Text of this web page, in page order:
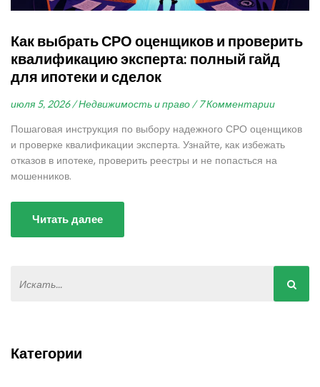
Как выбрать СРО оценщиков и проверить
квалификацию эксперта: полный гайд
для ипотеки и сделок
июля 5, 2026 / Недвижимость и право / 7 Комментарии
Пошаговая инструкция по выбору надежного СРО оценщиков
и проверке квалификации эксперта. Узнайте, как избежать
отказов в ипотеке, проверить реестры и не попасться на
мошенников.
Читать далее
Категории